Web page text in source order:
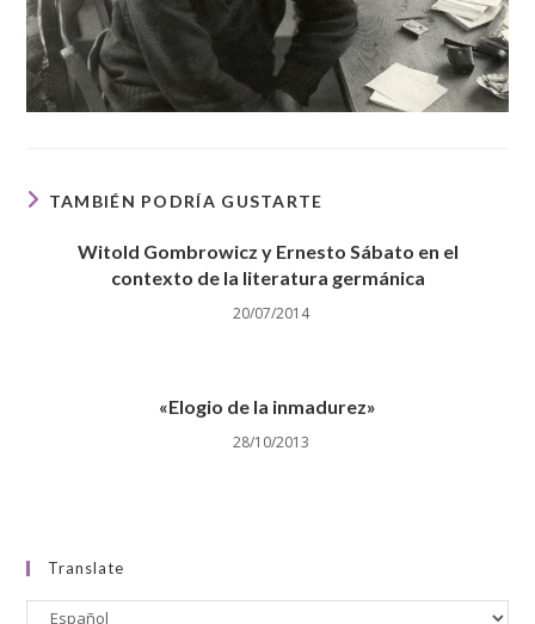
TAMBIÉN PODRÍA GUSTARTE
Witold Gombrowicz y Ernesto Sábato en el
contexto de la literatura germánica
20/07/2014
«Elogio de la inmadurez»
28/10/2013
Translate